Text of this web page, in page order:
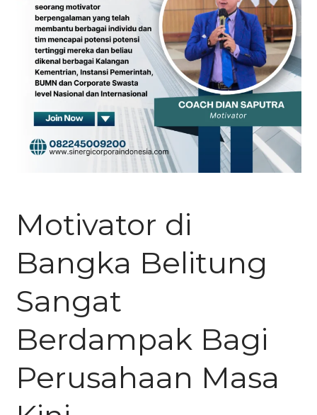
Motivator di
Bangka Belitung
Sangat
Berdampak Bagi
Perusahaan Masa